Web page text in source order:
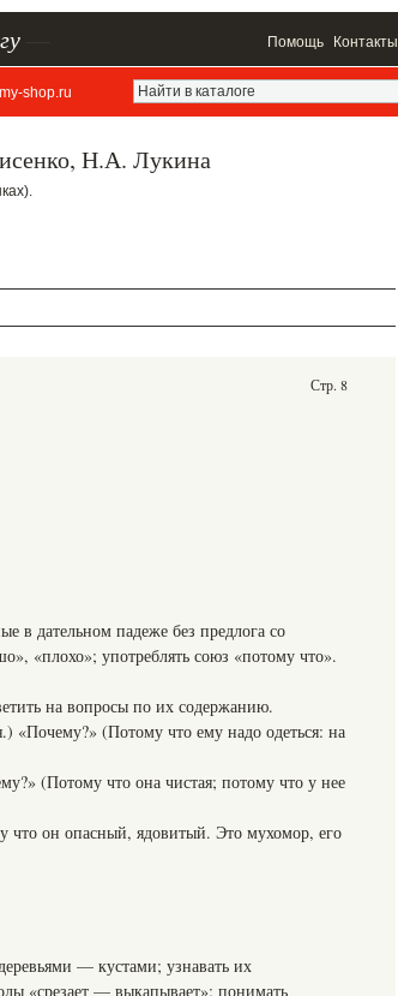
Помощь Контакты
shop.ru
Н.А. Лукина
Стр. 8
в дательном падеже без предлога со
«плохо»; употреблять союз «потому что».
на вопросы по их содержанию.
«Почему?» (Потому что ему надо одеться: на
(Потому что она чистая; потому что у нее
что он опасный, ядовитый. Это мухомор, его
— кустами; узнавать их
«срезает — выкапывает»; понимать